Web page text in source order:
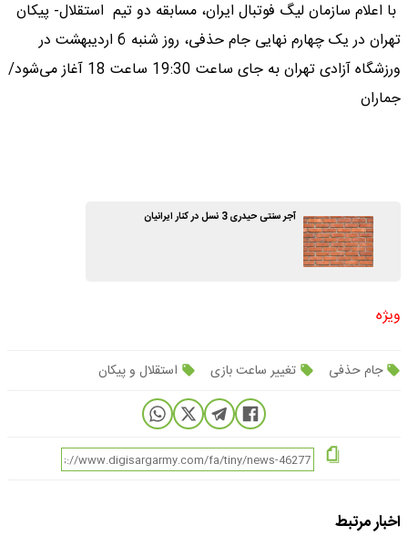
با اعلام سازمان لیگ فوتبال ایران، مسابقه دو تیم استقلال- پیکان
تهران در یک چهارم نهایی جام حذفی، روز شنبه 6 اردیبهشت در
ورزشگاه آزادی تهران به جای ساعت 19:30 ساعت 18 آغاز می‌شود/
جماران
آجر سنتی حیدری 3 نسل در کنار ایرانیان
ویژه
جام حذفی تغییر ساعت بازی استقلال و پیکان
اخبار مرتبط